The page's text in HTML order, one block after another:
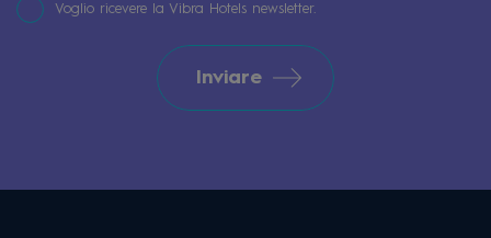
Voglio ricevere la Vibra Hotels newsletter.
Inviare